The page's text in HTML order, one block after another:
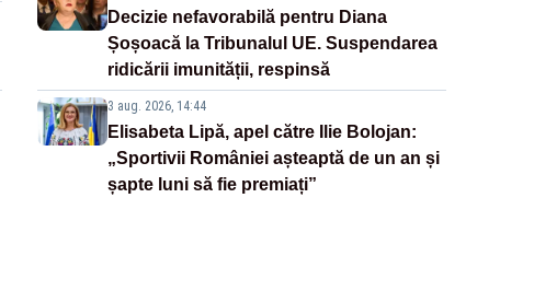
Decizie nefavorabilă pentru Diana
Șoșoacă la Tribunalul UE. Suspendarea
ridicării imunității, respinsă
3 aug. 2026, 14:44
Elisabeta Lipă, apel către Ilie Bolojan:
„Sportivii României așteaptă de un an și
șapte luni să fie premiați”